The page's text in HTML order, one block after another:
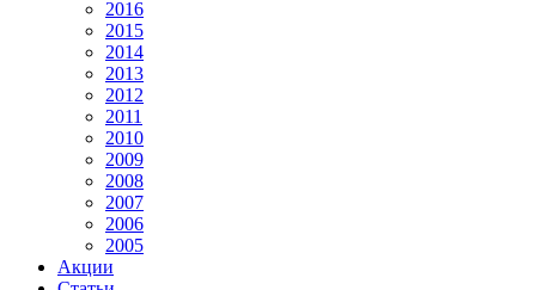
2016
2015
2014
2013
2012
2011
2010
2009
2008
2007
2006
2005
Акции